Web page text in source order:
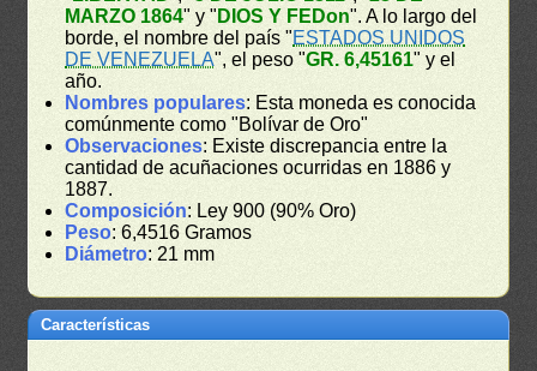
MARZO 1864" y " DIOS Y FEDon". A lo largo del
borde, el nombre del país "ESTADOS UNIDOS
DE VENEZUELA", el peso "GR. 6,45161" y el
año.
Nombres populares: Esta moneda es conocida
comúnmente como "Bolívar de Oro"
Observaciones: Existe discrepancia entre la
cantidad de acuñaciones ocurridas en 1886 y
1887.
Composición: Ley 900 (90% Oro)
Peso: 6,4516 Gramos
Diámetro: 21 mm
Características